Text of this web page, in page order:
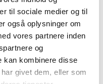
til sociale medier og til
også oplysninger om
vores partnere inden
og
kan kombinere disse
givet dem, eller som
kunne